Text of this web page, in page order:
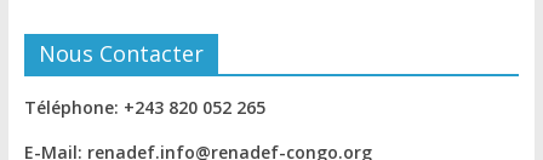
Nous Contacter
Téléphone: +243 820 052 265
E-Mail: renadef.info@renadef-congo.org